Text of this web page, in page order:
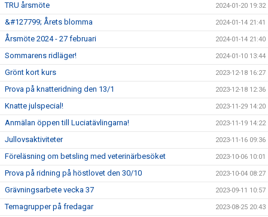
TRU årsmöte 2024-01-20 19:32
&#127799; Årets blomma 2024-01-14 21:41
Årsmöte 2024 - 27 februari 2024-01-14 21:40
Sommarens ridläger! 2024-01-10 13:44
Grönt kort kurs 2023-12-18 16:27
Prova på knatteridning den 13/1 2023-12-18 12:36
Knatte julspecial! 2023-11-29 14:20
Anmälan öppen till Luciatävlingarna! 2023-11-19 14:22
Jullovsaktiviteter 2023-11-16 09:36
Föreläsning om betsling med veterinärbesöket 2023-10-06 10:01
Prova på ridning på höstlovet den 30/10 2023-10-04 08:27
Grävningsarbete vecka 37 2023-09-11 10:57
Temagrupper på fredagar 2023-08-25 20:43